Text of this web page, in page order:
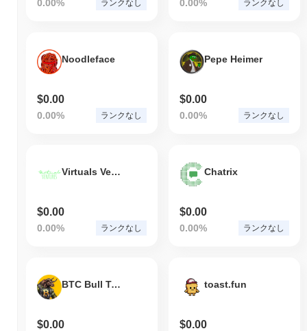
0.00% ランクなし 0.00% ランクなし
Noodleface
$0.00
0.00% ランクなし
Pepe Heimer
$0.00
0.00% ランクなし
Virtuals Ventures by Virtuals
$0.00
0.00% ランクなし
Chatrix
$0.00
0.00% ランクなし
BTC Bull Token
$0.00
toast.fun
$0.00